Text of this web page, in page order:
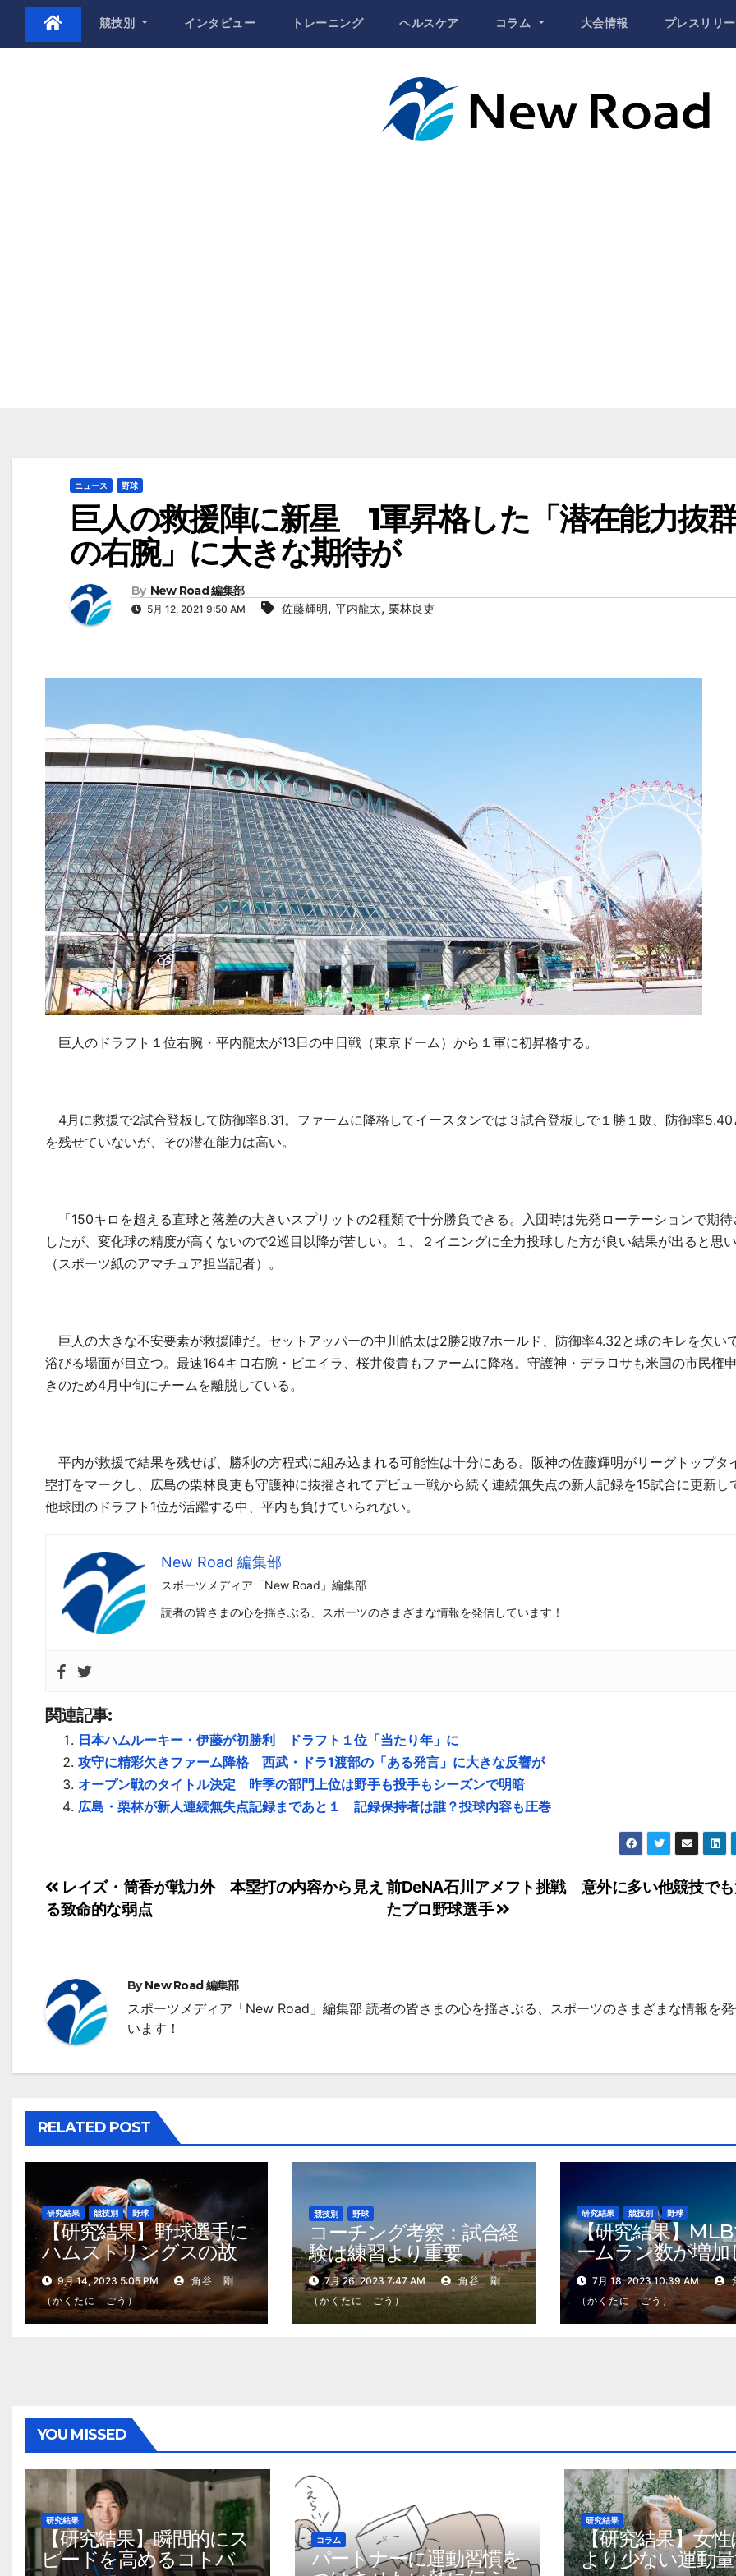
Skip
content
競技別 インタビュー トレーニング ヘルスケア コラム 大会情報 プレスリリ
ニュース 野球
巨人の救援陣に新星 1軍昇格した「潜在能力抜
の右腕」に大きな期待が
By New Road 編集部
5月 12, 2021 9:50 AM 佐藤輝明, 平内龍太, 栗林良吏
巨人のドラフト１位右腕・平内龍太が13日の中日戦（東京ドーム）から１軍に初昇格する。
4月に救援で2試合登板して防御率8.31。ファームに降格してイースタンでは３試合登板しで１勝１敗、防御率5.40
を残せていないが、その潜在能力は高い。
「150キロを超える直球と落差の大きいスプリットの2種類で十分勝負できる。入団時は先発ローテーションで期
したが、変化球の精度が高くないので2巡目以降が苦しい。１、２イニングに全力投球した方が良い結果が出ると思
（スポーツ紙のアマチュア担当記者）。
巨人の大きな不安要素が救援陣だ。セットアッパーの中川皓太は2勝2敗7ホールド、防御率4.32と球のキレを欠い
浴びる場面が目立つ。最速164キロ右腕・ビエイラ、桜井俊貴もファームに降格。守護神・デラロサも米国の市民権
きのため4月中旬にチームを離脱している。
平内が救援で結果を残せば、勝利の方程式に組み込まれる可能性は十分にある。阪神の佐藤輝明がリーグトップタ
塁打をマークし、広島の栗林良吏も守護神に抜擢されてデビュー戦から続く連続無失点の新人記録を15試合に更新し
他球団のドラフト 1位が活躍する中、平内も負けていられない。
New Road 編集部
スポーツメディア「New Road」編集部
読者の皆さまの心を揺さぶる、スポーツのさまざまな情報を発信しています！
関連記事:
日本ハムルーキー・伊藤が初勝利 ドラフト１位「当たり年」に
攻守に精彩欠きファーム降格 西武・ドラ1渡部の「ある発言」に大きな反響が
オープン戦のタイトル決定 昨季の部門上位は野手も投手もシーズンで明暗
広島・栗林が新人連続無失点記録まであと１ 記録保持者は誰？投球内容も圧巻
投
稿
ビ
ゲ
ー
シ
ョ
ン
前DeNA石川アメフト挑戦 意外に多い他競技で
たプロ野球選手
レイズ・筒香が戦力外 本塁打の内容から見え
る致命的な弱点
ByNew Road 編集部
スポーツメディア「New Road」編集部 読者の皆さまの心を揺さぶる、スポーツのさまざまな情報を
います！
RELATED POST
研究結果 競技別 野球
【研究結果】野球選手に
ハムストリングスの故
障が多いわけ
9月 14, 2023 5:05 PM
角谷 剛
（かくたに ごう）
競技別 野球
コーチング考察：試合経
験は練習より重要
7月 26, 2023 7:47 AM
角谷 剛
（かくたに ごう）
研究結果 競技別 野球
【研究結果】
ームラン数が増加
いるのは地球温暖
原因？
7月 18, 2023 10:39 AM
（かくたに ごう）
YOU MISSED
研究結果
【研究結果】瞬間的にス
ピードを高めるコトバ
コラム
パートナーに運動習慣を
研究結果
【研究結果】女
より少ない運動